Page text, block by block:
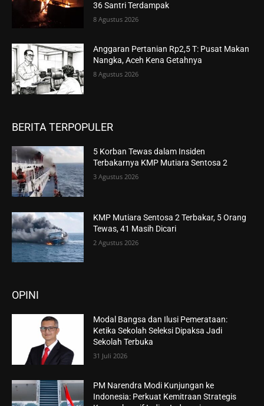
36 Santri Terdampak
8 Agustus 2026
Anggaran Pertanian Rp2,5 T: Pusat Makan
Nangka, Aceh Kena Getahnya
8 Agustus 2026
BERITA TERPOPULER
5 Korban Tewas dalam Insiden
Terbakarnya KMP Mutiara Sentosa 2
3 Agustus 2026
KMP Mutiara Sentosa 2 Terbakar, 5 Orang
Tewas, 41 Masih Dicari
2 Agustus 2026
OPINI
Modal Bangsa dan Ilusi Pemerataan:
Ketika Sekolah Seleksi Dipaksa Jadi
Sekolah Terbuka
31 Juli 2026
PM Narendra Modi Kunjungan ke
Indonesia: Perkuat Kemitraan Strategis